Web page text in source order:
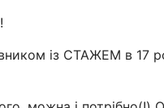
із СТАЖЕМ в 17